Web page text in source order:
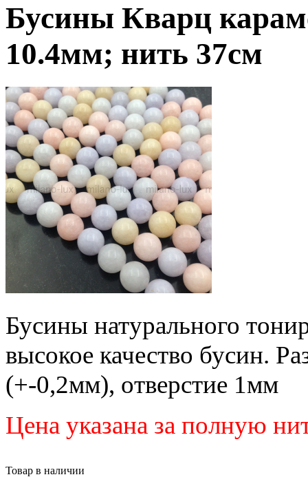
Бусины Кварц
10.4мм; нить 37см
Бусины натурального
высокое качество бусин.
(+-0,2мм), отверстие 1мм
Цена указана за полную
Товар в наличии